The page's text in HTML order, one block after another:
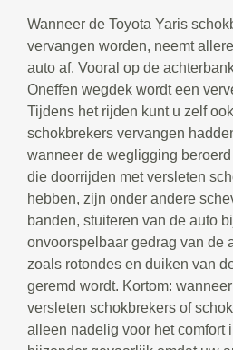
Wanneer de Toyota Yaris
vervangen worden, neemt
auto af. Vooral op de
Oneffen wegdek wordt een
Tijdens het rijden kunt u zelf
schokbrekers vervangen
wanneer de wegligging
die doorrijden met versleten
hebben, zijn onder andere
banden, stuiteren van de auto
onvoorspelbaar gedrag van de
zoals rotondes en duiken van
geremd wordt. Kortom:
versleten schokbrekers of
alleen nadelig voor het comfort